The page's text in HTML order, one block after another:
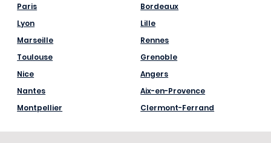
Paris
Lyon
Marseille
Toulouse
Nice
Nantes
Montpellier
Bordeaux
Lille
Rennes
Grenoble
Angers
Aix-en-Provence
Clermont-Ferrand